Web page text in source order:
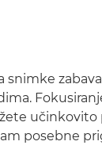
snimke
učinkovito
posebne